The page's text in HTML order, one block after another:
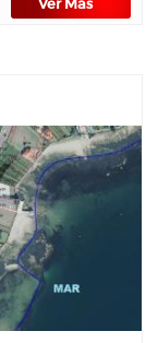
Ver Más